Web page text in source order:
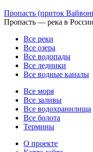
Пропасть (приток
Пропасть — река в
Все реки
Все озера
Все водопады
Все ледники
Все водные каналы
Все моря
Все заливы
Все водохранилища
Все болота
Термины
О проекте